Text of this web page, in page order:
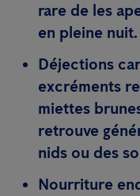
rare de les
en pleine nuit.
Déjections
excréments
miettes
retrouve
nids ou des
Nourriture